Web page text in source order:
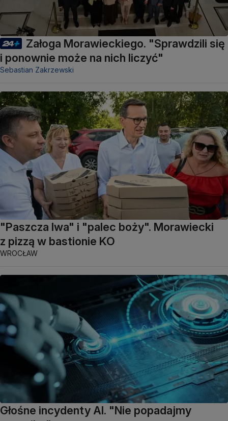
Załoga Morawieckiego. "Sprawdzili się
i ponownie może na nich liczyć"
Sebastian Zakrzewski
"Paszcza lwa" i "palec boży". Morawiecki
z pizzą w bastionie KO
WROCŁAW
Głośne incydenty AI. "Nie popadajmy